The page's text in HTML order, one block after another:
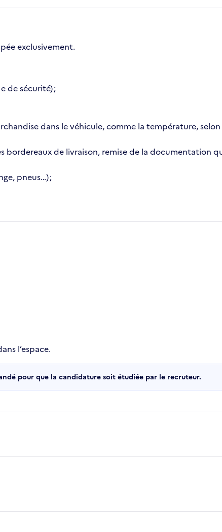
exclusivement.
de sécurité) ;
dans le véhicule, comme la température,
bordereaux de livraison, remise de la documentation
pneus…) ;
l’espace.
pour que la candidature soit étudiée par le recruteur.